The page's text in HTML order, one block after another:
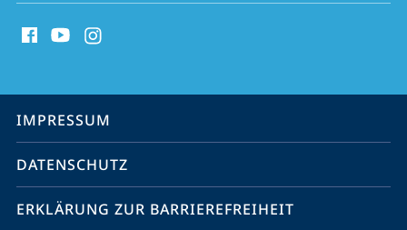
Media
Service-
Navigation
IMPRESSUM
DATENSCHUTZ
ERKLÄRUNG ZUR BARRIEREFREIHEIT